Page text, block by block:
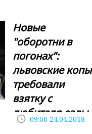
Новые
"оборотни в
погонах":
львовские копы
требовали
взятку с
любителя езды
подшофе
access_time 09:06 24.04.2018